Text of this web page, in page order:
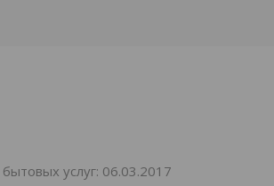
услуг: 06.03.2017